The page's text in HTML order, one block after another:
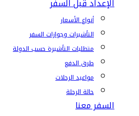
الإعداد قبل السفر
أنواع الأسعار
التأشيرات وجوازات السفر
متطلبات التأشيرة حسب الدولة
طرق الدفع
مواعيد الرحلات
حالة الرحلة
السفر معنا